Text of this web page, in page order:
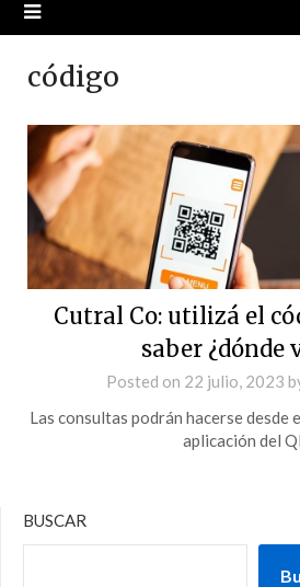
código
Cutral Co: utilizá el
saber ¿dónde
Posted on 22 julio, 2023
Las consultas podrán hacerse desde
aplicación del
BUSCAR